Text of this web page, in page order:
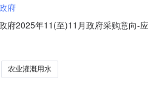
府
府2025年11(至)11月政府采购意向-
采购内容:其他建筑工程采购数量:1
农业灌溉用水